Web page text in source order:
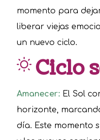
momento para
liberar viejas
un nuevo ciclo.
Ciclo
Amanecer: El Sol
horizonte,
día. Este momento